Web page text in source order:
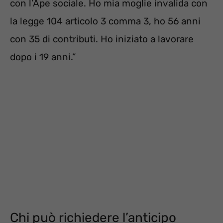
con l’Ape sociale. Ho mia moglie invalida con
la legge 104 articolo 3 comma 3, ho 56 anni
con 35 di contributi. Ho iniziato a lavorare
dopo i 19 anni.”
Chi può richiedere l’anticipo